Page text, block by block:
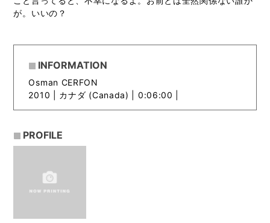
が。いいの？
INFORMATION
Osman CERFON
2010 | カナダ (Canada) | 0:06:00 |
PROFILE